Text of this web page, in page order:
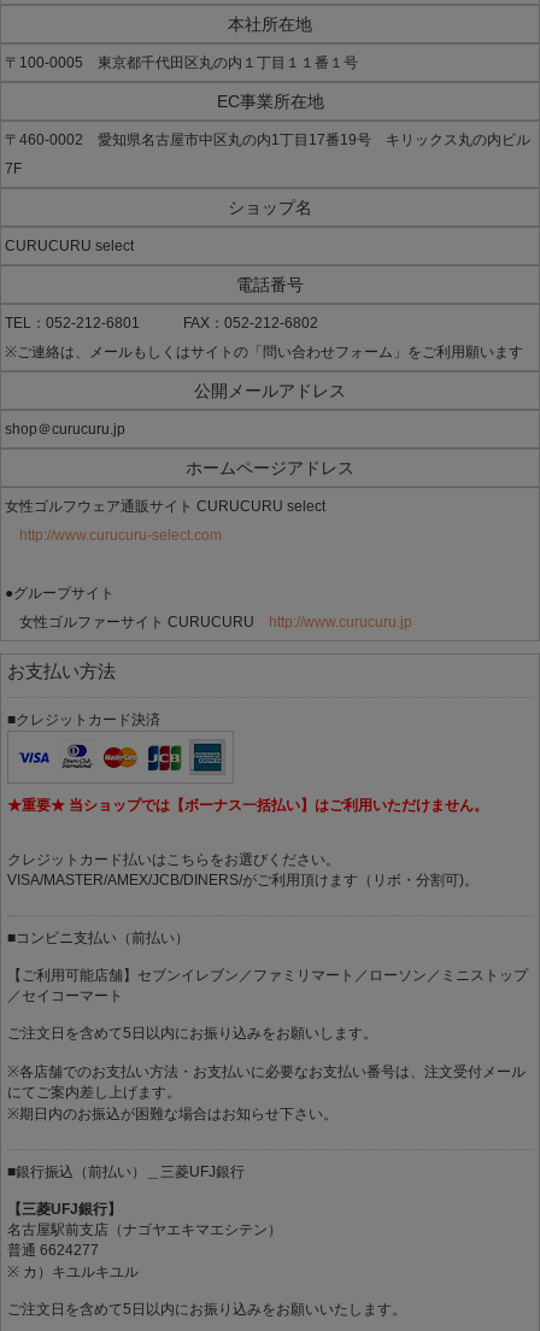
本社所在地
〒100-0005 東京都千代田区丸の内１丁目１１番１号
EC事業所在地
〒460-0002 愛知県名古屋市中区丸の内1丁目17番19号 キリックス丸の内ビル
7F
ショップ名
CURUCURU select
電話番号
TEL：052-212-6801 FAX：052-212-6802
※ご連絡は、メールもしくはサイトの「問い合わせフォーム」をご利用願います
公開メールアドレス
shop＠curucuru.jp
ホームページアドレス
女性ゴルフウェア通販サイト CURUCURU select
http://www.curucuru-select.com
●グループサイト
女性ゴルファーサイト CURUCURU
http://www.curucuru.jp
お支払い方法
■クレジットカード決済
★重要★ 当ショップでは【ボーナス一括払い】はご利用いただけません。
クレジットカード払いはこちらをお選びください。
VISA/MASTER/AMEX/JCB/DINERS/がご利用頂けます（リボ・分割可)。
■コンビニ支払い（前払い）
【ご利用可能店舗】セブンイレブン／ファミリマート／ローソン／ミニストップ
／セイコーマート
ご注文日を含めて5日以内にお振り込みをお願いします。
※各店舗でのお支払い方法・お支払いに必要なお支払い番号は、注文受付メール
にてご案内差し上げます。
※期日内のお振込が困難な場合はお知らせ下さい。
■銀行振込（前払い）＿三菱UFJ銀行
【三菱UFJ銀行】
名古屋駅前支店（ナゴヤエキマエシテン）
普通 6624277
※ カ）キユルキユル
ご注文日を含めて5日以内にお振り込みをお願いいたします。